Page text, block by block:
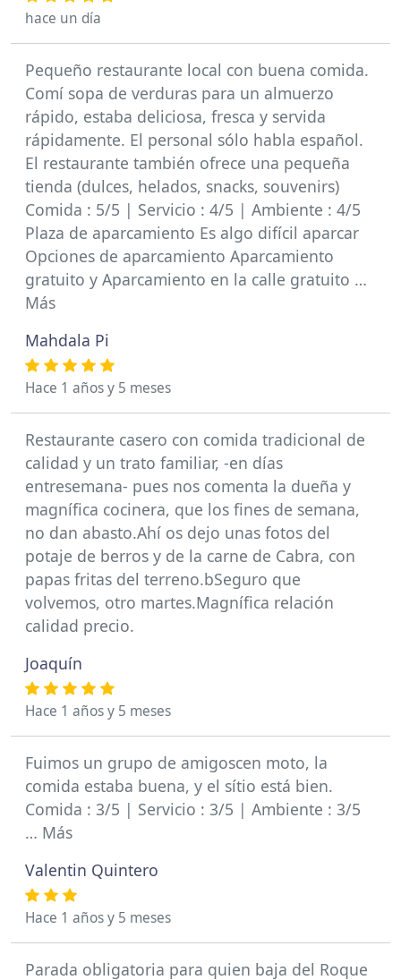
hace un día
Pequeño restaurante local con buena comida.
Comí sopa de verduras para un almuerzo
rápido, estaba deliciosa, fresca y servida
rápidamente. El personal sólo habla español.
El restaurante también ofrece una pequeña
tienda (dulces, helados, snacks, souvenirs)
Comida : 5/5 | Servicio : 4/5 | Ambiente : 4/5
Plaza de aparcamiento Es algo difícil aparcar
Opciones de aparcamiento Aparcamiento
gratuito y Aparcamiento en la calle gratuito …
Más
Mahdala Pi
Hace 1 años y 5 meses
Restaurante casero con comida tradicional de
calidad y un trato familiar, -en días
entresemana- pues nos comenta la dueña y
magnífica cocinera, que los fines de semana,
no dan abasto.Ahí os dejo unas fotos del
potaje de berros y de la carne de Cabra, con
papas fritas del terreno.bSeguro que
volvemos, otro martes.Magnífica relación
calidad precio.
Joaquín
Hace 1 años y 5 meses
Fuimos un grupo de amigoscen moto, la
comida estaba buena, y el sítio está bien.
Comida : 3/5 | Servicio : 3/5 | Ambiente : 3/5
… Más
Valentin Quintero
Hace 1 años y 5 meses
Parada obligatoria para quien baja del Roque